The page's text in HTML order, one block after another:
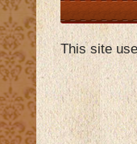
This site